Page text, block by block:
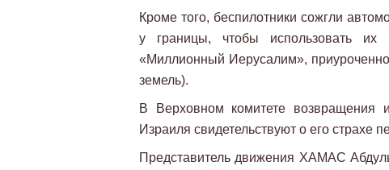
Кроме того, беспилотники сожгли
у границы, чтобы использовать
«Миллионный Иерусалим»,
земель).
В Верховном комитете возвращения
Израиля свидетельствуют о его страхе
Представитель движения ХАМАС